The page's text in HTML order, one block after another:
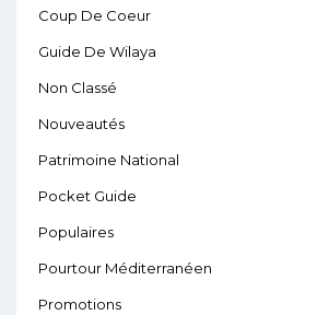
Coup De Coeur
Guide De Wilaya
Non Classé
Nouveautés
Patrimoine National
Pocket Guide
Populaires
Pourtour Méditerranéen
Promotions